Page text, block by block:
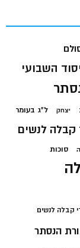
השבועי
יצחק ל"ג בעומר
קבלה לנשים
סוכות
קבלה לנשים
הנסתר